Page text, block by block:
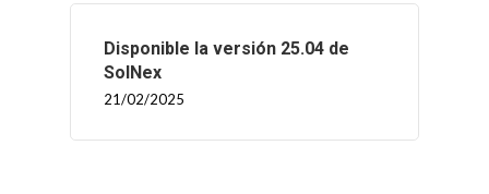
Disponible la versión 25.04 de
SolNex
21/02/2025